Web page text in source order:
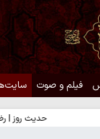
فیلم و صوت
حدیث روز | رضایت